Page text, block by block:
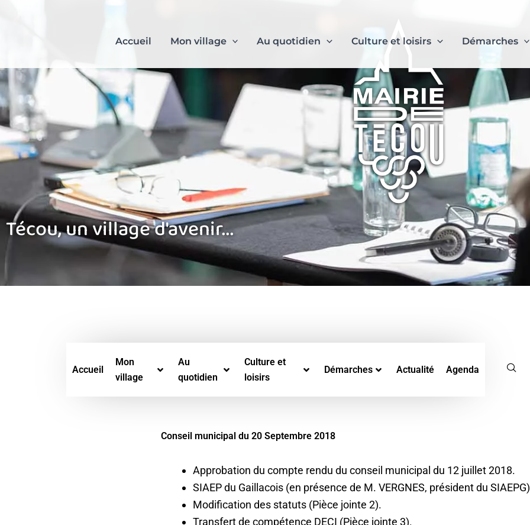
Accueil Mon village Au quotidien Culture et loisirs Démarches
Técou, un village d'avenir...
Accueil
Mon
village
Au
quotidien
Culture et
loisirs
Démarches Actualité Agenda
Conseil municipal du 20 Septembre 2018
Approbation du compte rendu du conseil municipal du 12 juillet 2018.
SIAEP du Gaillacois (en présence de M. VERGNES, président du
Modification des statuts (Pièce jointe 2).
Transfert de compétence DECI (Pièce jointe 3).